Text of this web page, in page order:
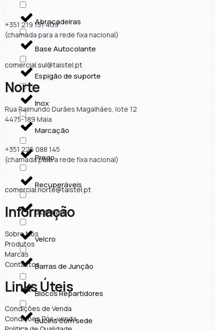
Abraçadeiras
Base Autocolante
Espigão de suporte
Inox
Marcação
Prego
Recuperáveis
Standard
Velcro
Barras de Junção
Blocos Repartidores
Bucins com sede
+351 219 151 409
(chamada para a rede fixa nacional)
comercial.sul@taistel.pt
Norte
Rua Raimundo Durães Magalhães, lote 12
4475-189 Maia
+351 225 088 145
(chamada para a rede fixa nacional)
comercial.norte@taistel.pt
Informação
Sobre Nós
Produtos
Marcas
Contactos
Links Úteis
Condições de Venda
Condições Pós-venda